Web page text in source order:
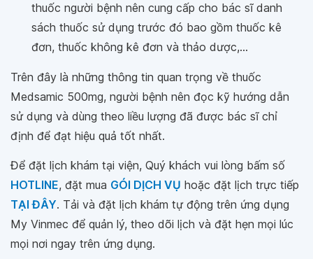
thuốc người bệnh nên cung cấp cho bác sĩ danh
sách thuốc sử dụng trước đó bao gồm thuốc kê
đơn, thuốc không kê đơn và thảo dược,...
Trên đây là những thông tin quan trọng về thuốc
Medsamic 500mg, người bệnh nên đọc kỹ hướng dẫn
sử dụng và dùng theo liều lượng đã được bác sĩ chỉ
định để đạt hiệu quả tốt nhất.
Để đặt lịch khám tại viện, Quý khách vui lòng bấm số
HOTLINE, đặt mua GÓI DỊCH VỤ hoặc đặt lịch trực tiếp
TẠI ĐÂY. Tải và đặt lịch khám tự động trên ứng dụng
My Vinmec để quản lý, theo dõi lịch và đặt hẹn mọi lúc
mọi nơi ngay trên ứng dụng.